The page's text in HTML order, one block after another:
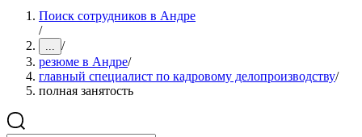
Поиск сотрудников в Андре
/
... /
резюме в Андре/
главный специалист по кадровому делопроизводству/
полная занятость